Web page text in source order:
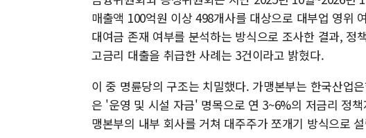
매출액 100억원 이상 498개사를 대상으로 대부업 영위
대여금 존재 여부를 분석하는 방식으로 조사한 결과, 정
고금리 대출을 취급한 사례는 3건이라고 밝혔다.
이 중 명륜당의 구조는 치밀했다. 가맹본부는 한국산업
은 '운영 및 시설 자금' 명목으로 연 3~6%의 저금리 정
맹본부의 내부 회사를 거쳐 대주주가 쪼개기 방식으로